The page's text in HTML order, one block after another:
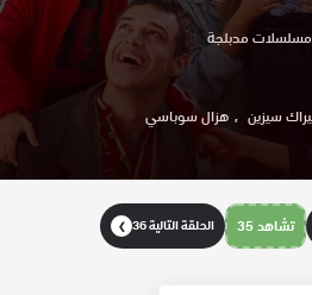
مسلسلات مدبلجة
سيزين هزال سوباسي
تشاهد 35 الحلقة التالية 36 ❯